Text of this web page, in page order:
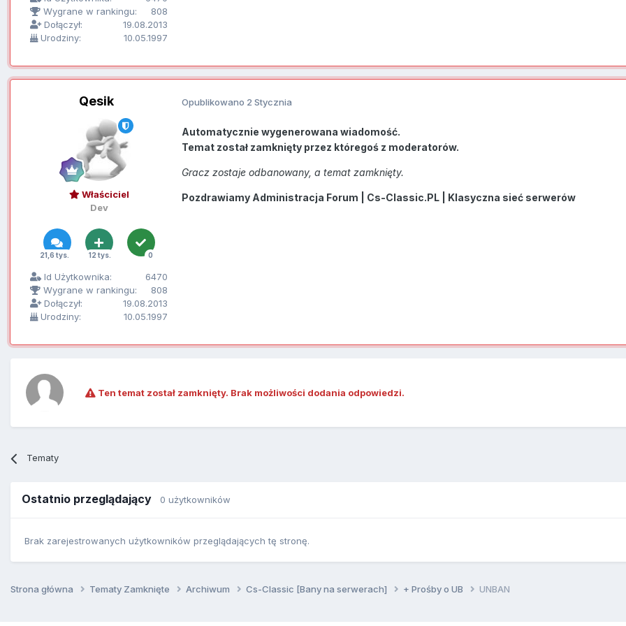
Wygrane w rankingu:
808
Dołączył:
19.08.2013
Urodziny:
10.05.1997
Qesik
Właściciel
Dev
21,6 tys. 12 tys. 0
Id Użytkownika:
6470
Wygrane w rankingu:
808
Dołączył:
19.08.2013
Urodziny:
10.05.1997
Opublikowano 2 Stycznia
Automatycznie wygenerowana wiadomość.
Temat został zamknięty przez któregoś z moderatorów.
Gracz zostaje odbanowany, a temat zamknięty.
Pozdrawiamy Administracja Forum | Cs-Classic.PL | Klasyczna sieć serwerów
Ten temat został zamknięty. Brak możliwości dodania odpowiedzi.
Tematy
Ostatnio przeglądający 0 użytkowników
Brak zarejestrowanych użytkowników przeglądających tę stronę.
Strona główna Tematy Zamknięte Archiwum Cs-Classic [Bany na serwerach] + Prośby o UB UNBAN